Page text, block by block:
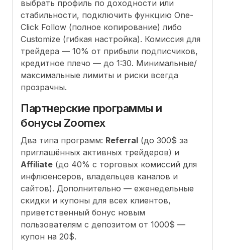
выбрать профиль по доходности или
стабильности, подключить функцию One-
Click Follow (полное копирование) либо
Customize (гибкая настройка). Комиссия для
трейдера — 10% от прибыли подписчиков,
кредитное плечо — до 1:30. Минимальные/
максимальные лимиты и риски всегда
прозрачны.
Партнерские программы и
бонусы Zoomex
Два типа программ: Referral (до 300$ за
приглашённых активных трейдеров) и
Affiliate (до 40% с торговых комиссий для
инфлюенсеров, владельцев каналов и
сайтов). Дополнительно — еженедельные
скидки и купоны для всех клиентов,
приветственный бонус новым
пользователям с депозитом от 1000$ —
купон на 20$.